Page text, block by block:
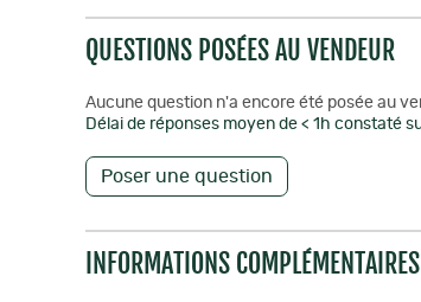
QUESTIONS POSÉES AU VENDEUR
Aucune question n'a encore été posée au
Délai de réponses moyen de < 1h constaté
Poser une question
INFORMATIONS COMPLÉMENTAIRES